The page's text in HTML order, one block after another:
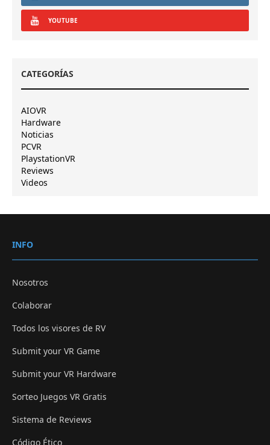
YOUTUBE
CATEGORÍAS
AIOVR
Hardware
Noticias
PCVR
PlaystationVR
Reviews
Videos
INFO
Nosotros
Colaborar
Todos los visores de RV
Submit your VR Game
Submit your VR Hardware
Sorteo Juegos VR Gratis
Sistema de Reviews
Código Ético